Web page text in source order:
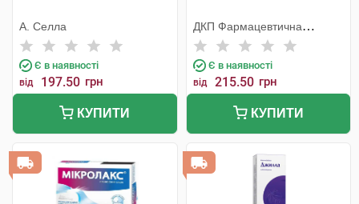
А. Селла
Є в наявності
від 197.50 грн
КУПИТИ
ДКП Фармацевтична
фабрика
Є в наявності
від 215.50 грн
КУПИТИ